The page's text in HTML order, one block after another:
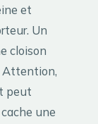
et
Un
cloison
Attention,
peut
une